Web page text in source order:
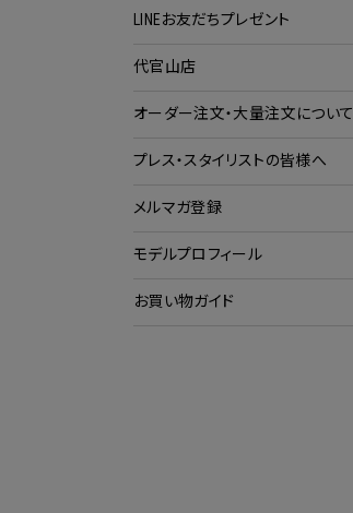
LINEお友だちプレゼント
代官山店
オーダー注文・大量注文について
プレス・スタイリストの皆様へ
メルマガ登録
モデルプロフィール
お買い物ガイド